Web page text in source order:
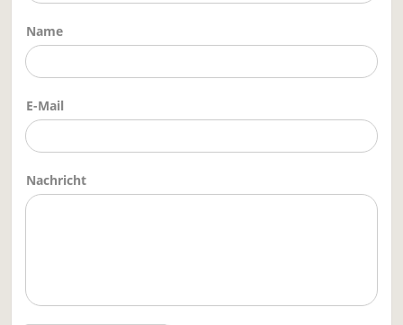
Name
E-Mail
Nachricht